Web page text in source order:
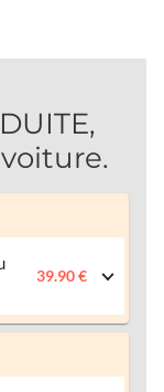
39.90 €